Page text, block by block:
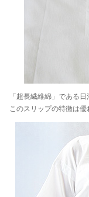
「超長繊維綿」である
このスリップの特徴は